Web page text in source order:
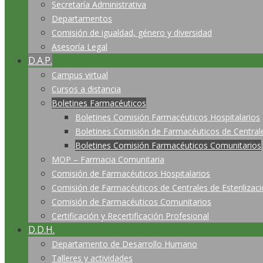
Secretaría Administrativa
Departamentos
Comisión de igualdad, género y diversidad
Asesoría Legal
D.A.P.
Campus virtual
Cursos a distancia
Boletines Farmacéuticos
Boletines Comisión Farmacéuticos Hospitalarios
Boletines Comisión de Farmacéuticos de
Boletines Comisión Farmacéuticos Comunitarios
MOP – Farmacia Comunitaria
Comisión de Farmacéuticos Hospitalarios
Comisión de Farmacéuticos de Centrales de
Comisión de Farmacéuticos Comunitarios
Certificación y Recertificación Profesional
D.D.H.
Departamento de Desarrollo Humano
Talleres y actividades